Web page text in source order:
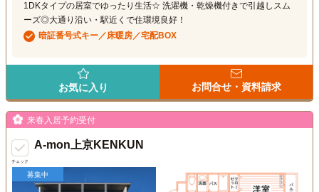
1DKタイプの居室でゆったり生活☆ 洗濯機・乾燥機付きで引越しスム
ーズ◎大通り沿い・駅近くで住環境良好！
暗証番号式キー／床暖房／宅配BOX
お気に入り お問合せ・資料請求
チェック
来春入居予約受付
A-mon上京KENKUN
募集中